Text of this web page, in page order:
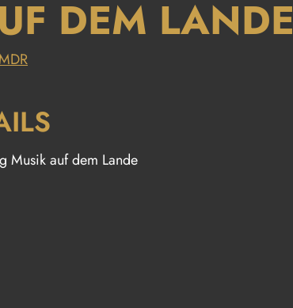
DEM LANDE
Musik auf dem Lande